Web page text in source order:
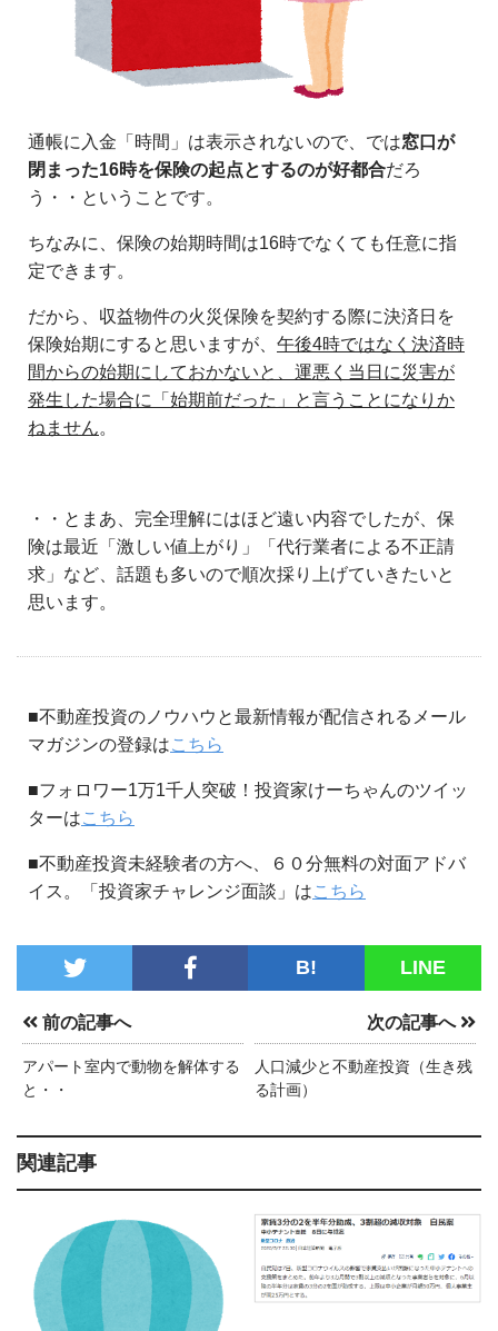
通帳に入金「時間」は表示されないので、では窓口が
閉まった16時を保険の起点とするのが好都合だろ
う・・ということです。
ちなみに、保険の始期時間は16時でなくても任意に指
定できます。
だから、収益物件の火災保険を契約する際に決済日を
保険始期にすると思いますが、 午後4時ではなく決済時
間からの始期にしておかないと、運悪く当日に災害が
発生した場合に「始期前だった」と言うことになりか
ねません。
・・とまあ、完全理解にはほど遠い内容でしたが、保
険は最近「激しい値上がり」「代行業者による不正請
求」など、話題も多いので順次採り上げていきたいと
思います。
■不動産投資のノウハウと最新情報が配信されるメール
マガジンの登録はこちら
■フォロワー1万1千人突破！投資家けーちゃんのツイッ
ターはこちら
■不動産投資未経験者の方へ、６０分無料の対面アドバ
イス。「投資家チャレンジ面談」はこちら
B! LINE
前の記事へ
アパート室内で動物を解体する
と・・
次の記事へ
人口減少と不動産投資（生き残
る計画）
関連記事